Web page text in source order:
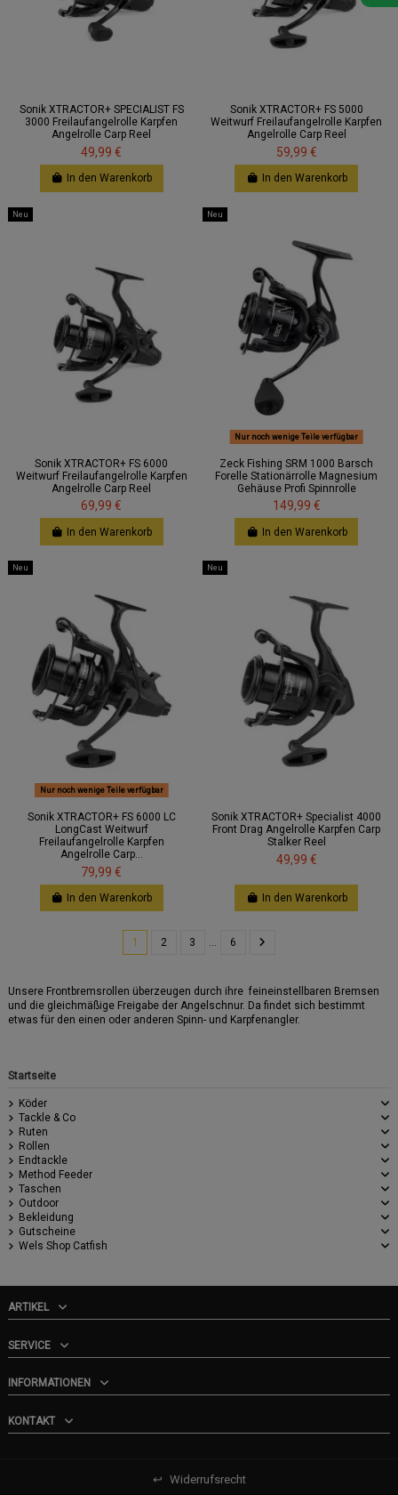
Sonik XTRACTOR+ SPECIALIST FS
3000 Freilaufangelrolle Karpfen
Angelrolle Carp Reel
49,99 €
In den Warenkorb
Sonik XTRACTOR+ FS 5000
Weitwurf Freilaufangelrolle Karpfen
Angelrolle Carp Reel
59,99 €
In den Warenkorb
Neu
Sonik XTRACTOR+ FS 6000
Weitwurf Freilaufangelrolle Karpfen
Angelrolle Carp Reel
69,99 €
In den Warenkorb
Neu
Nur noch wenige Teile verfügbar
Zeck Fishing SRM 1000 Barsch
Forelle Stationärrolle Magnesium
Gehäuse Profi Spinnrolle
149,99 €
In den Warenkorb
Neu
Nur noch wenige Teile verfügbar
Sonik XTRACTOR+ FS 6000 LC
LongCast Weitwurf
Freilaufangelrolle Karpfen
Angelrolle Carp...
79,99 €
In den Warenkorb
Neu
Sonik XTRACTOR+ Specialist 4000
Front Drag Angelrolle Karpfen Carp
Stalker Reel
49,99 €
In den Warenkorb
1 2 3 … 6
Unsere Frontbremsrollen überzeugen durch ihre feineinstellbaren Bremsen
und die gleichmäßige Freigabe der Angelschnur. Da findet sich bestimmt
etwas für den einen oder anderen Spinn- und Karpfenangler.
Startseite
Köder
Tackle & Co
Ruten
Rollen
Endtackle
Method Feeder
Taschen
Outdoor
Bekleidung
Gutscheine
Wels Shop Catfish
ARTIKEL
SERVICE
INFORMATIONEN
KONTAKT
↩ Widerrufsrecht